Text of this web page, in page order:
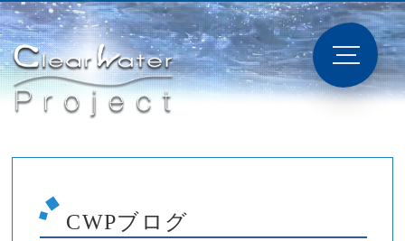
CWPブログ